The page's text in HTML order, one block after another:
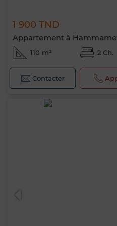
1 900 TND
Appartement à
110 m² 2 Ch.
Contacter